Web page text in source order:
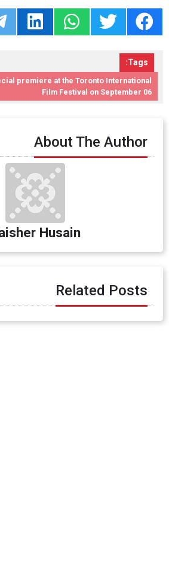
Tags:
premiere at the Toronto International
Film Festival on September 06
About The Author
Husain
Related Posts